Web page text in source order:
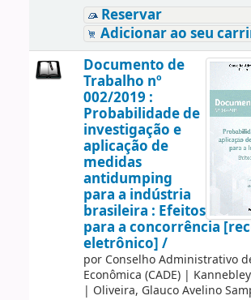
Reservar
Adicionar ao seu
Documento de
Trabalho nº
002/2019 :
Probabilidade de
investigação e
aplicação de
medidas
antidumping
para a indústria
brasileira : Efeitos
para a concorrência
eletrônico] /
por Conselho Administrativo
Econômica (CADE)|
| Oliveira, Glauco Avelino